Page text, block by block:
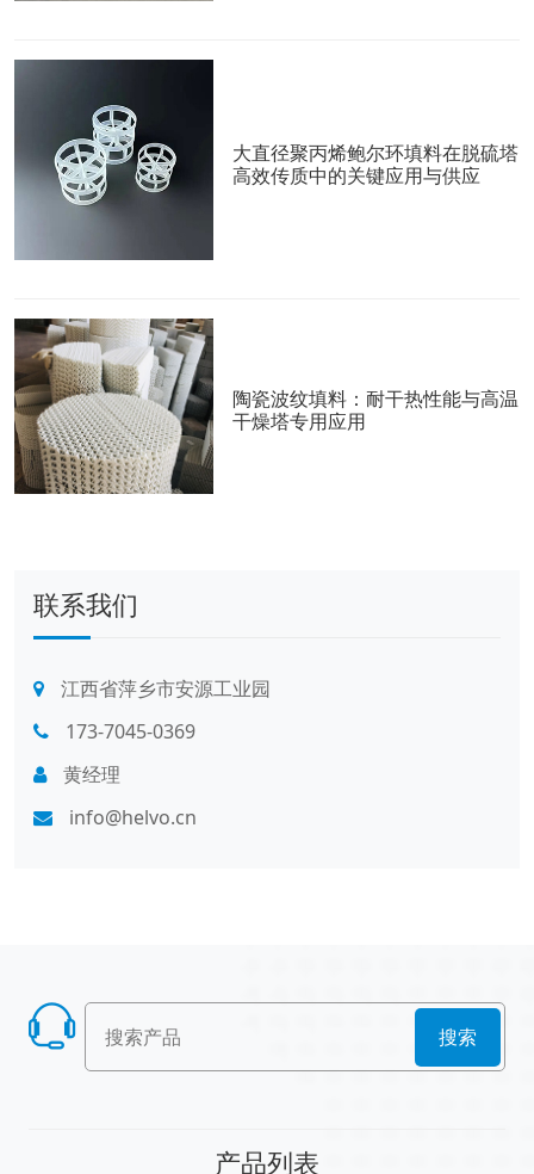
大直径聚丙烯鲍尔环填料在脱硫塔
高效传质中的关键应用与供应
陶瓷波纹填料：耐干热性能与高温
干燥塔专用应用
联系我们
江西省萍乡市安源工业园
173-7045-0369
黄经理
info@helvo.cn
搜索
产品列表